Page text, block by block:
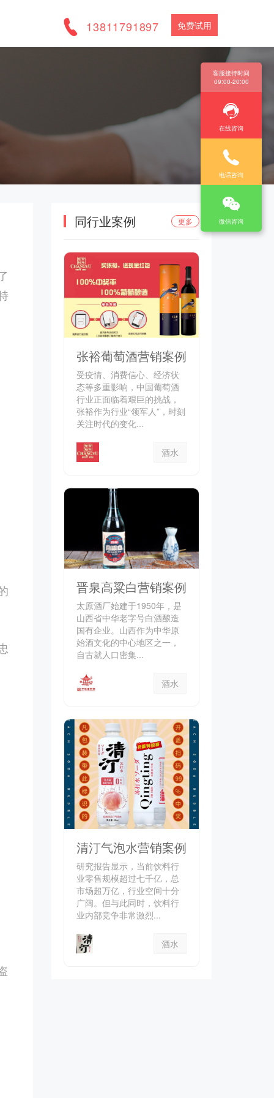
13811791897 免费试用
客服接待时间
09:00-20:00
在线咨询
电话咨询
微信咨询
同行业案例 更多
张裕葡萄酒营销案例
受疫情、消费信心、经济状
态等多重影响，中国葡萄酒
行业正面临着艰巨的挑战，
张裕作为行业“领军人”，时刻
关注时代的变化...
酒水
晋泉高粱白营销案例
太原酒厂始建于1950年，是
山西省中华老字号白酒酿造
国有企业。山西作为中华原
始酒文化的中心地区之一，
自古就人口密集...
酒水
清汀气泡水营销案例
研究报告显示，当前饮料行
业零售规模超过七千亿，总
市场超万亿，行业空间十分
广阔。但与此同时，饮料行
业内部竞争非常激烈...
酒水